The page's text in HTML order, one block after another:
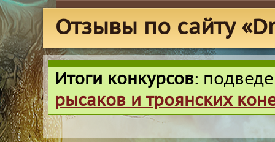
Отзывы по сайту
Итоги конкурсов:
рысаков и троянских